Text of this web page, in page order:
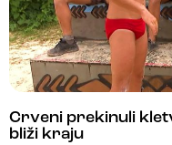
Crveni prekinuli
bliži kraju